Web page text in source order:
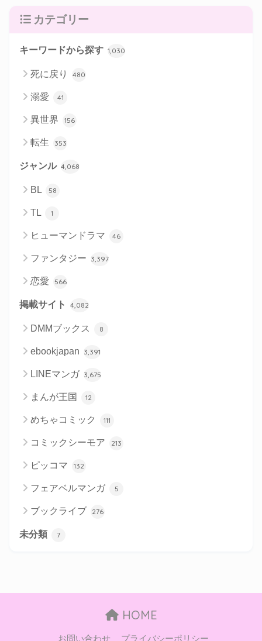
カテゴリー
キーワードから探す 1,030
死に戻り 480
溺愛 41
異世界 156
転生 353
ジャンル 4,068
BL 58
TL 1
ヒューマンドラマ 46
ファンタジー 3,397
恋愛 566
掲載サイト 4,082
DMMブックス 8
ebookjapan 3,391
LINEマンガ 3,675
まんが王国 12
めちゃコミック 111
コミックシーモア 213
ピッコマ 132
フェアベルマンガ 5
ブックライブ 276
未分類 7
HOME
お問い合わせ プライバシーポリシー